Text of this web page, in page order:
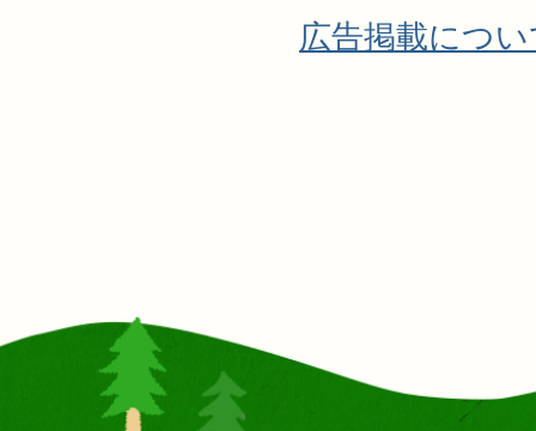
広告掲載につ